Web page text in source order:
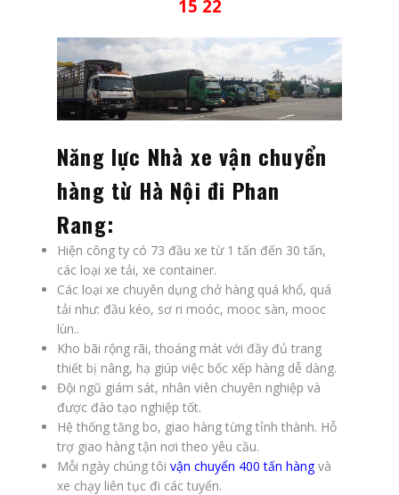
15 22
Năng lực Nhà xe vận chuyển
hàng từ Hà Nội đi Phan
Rang:
Hiện công ty có 73 đầu xe từ 1 tấn đến 30 tấn,
các loại xe tải, xe container.
Các loại xe chuyên dụng chở hàng quá khổ, quá
tải như: đầu kéo, sơ ri moóc, mooc sàn, mooc
lùn..
Kho bãi rộng rãi, thoáng mát với đầy đủ trang
thiết bị nâng, hạ giúp việc bốc xếp hàng dễ dàng.
Đội ngũ giám sát, nhân viên chuyên nghiệp và
được đào tạo nghiệp tốt.
Hệ thống tăng bo, giao hàng từng tỉnh thành. Hỗ
trợ giao hàng tận nơi theo yêu cầu.
Mỗi ngày chúng tôi vận chuyển 400 tấn hàng và
xe chạy liên tục đi các tuyến.